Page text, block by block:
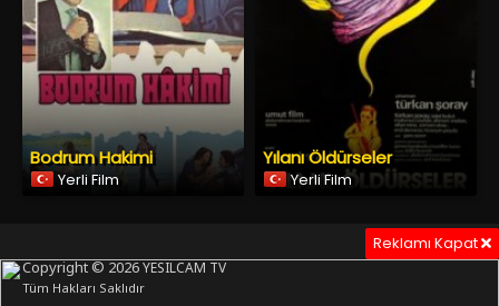
Bodrum Hakimi
Yerli Film
Yılanı Öldürseler
Yerli Film
Copyright © 2026YESILCAM TV
Tüm Hakları Saklıdır
Reklamı Kapat